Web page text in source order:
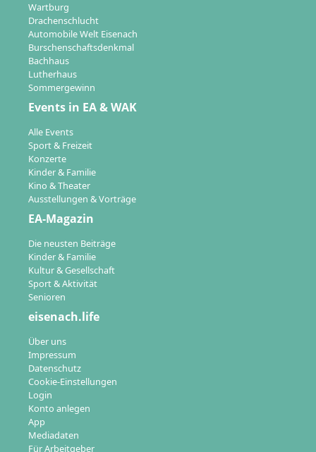
Wartburg
Drachenschlucht
Automobile Welt Eisenach
Burschenschaftsdenkmal
Bachhaus
Lutherhaus
Sommergewinn
Events in EA & WAK
Alle Events
Sport & Freizeit
Konzerte
Kinder & Familie
Kino & Theater
Ausstellungen & Vorträge
EA-Magazin
Die neusten Beiträge
Kinder & Familie
Kultur & Gesellschaft
Sport & Aktivität
Senioren
eisenach.life
Über uns
Impressum
Datenschutz
Cookie-Einstellungen
Login
Konto anlegen
App
Mediadaten
Für Arbeitgeber